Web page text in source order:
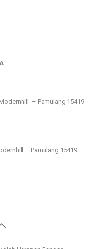
– Pamulang 15419
– Pamulang 15419